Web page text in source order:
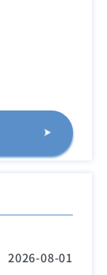
2026-08-01